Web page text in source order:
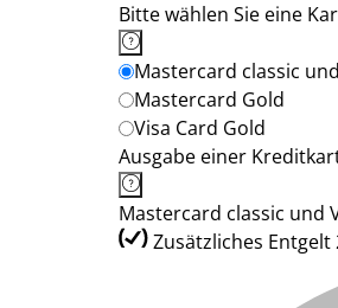
Bitte wählen Sie eine
Mastercard classic
Mastercard Gold
Visa Card Gold
Ausgabe einer
Mastercard classic und
Zusätzliches Entgelt